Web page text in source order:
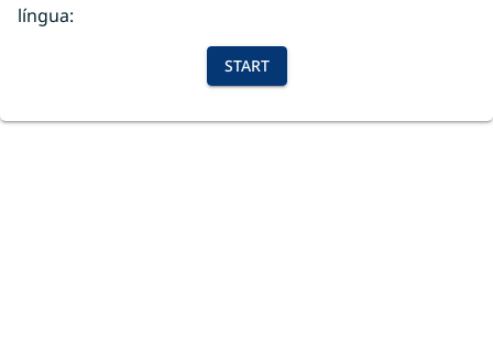
língua:
START